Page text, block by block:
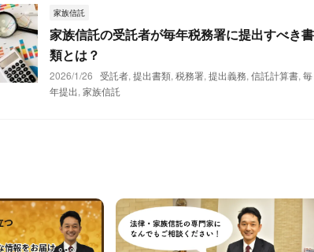
家族信託
家族信託の受託者が毎年税務署に提出すべき書
類とは？
2026/1/26 受託者, 提出書類, 税務署, 提出義務, 信託計算書, 毎
年提出, 家族信託